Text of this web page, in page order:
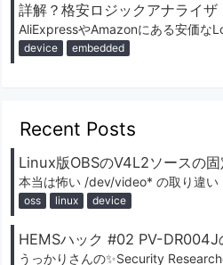
詳解？格安ロジックアナライザ
AliExpressやAmazonにある安価な
device embedded
Recent Posts
Linux版OBSのV4L2ソースの固
本当は怖い /dev/video* の取り違い
oss linux device
HEMSハック #02 PV-DR004J
うっかりさんの✨️Security